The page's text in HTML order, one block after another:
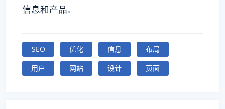
信息和产品。
SEO 优化 信息
布局
用户
网站 设计 页面